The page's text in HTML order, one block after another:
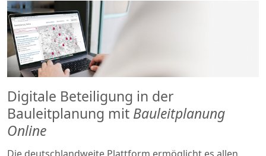
Digitale Beteiligung in der
Bauleitplanung mit Bauleitplanung
Online